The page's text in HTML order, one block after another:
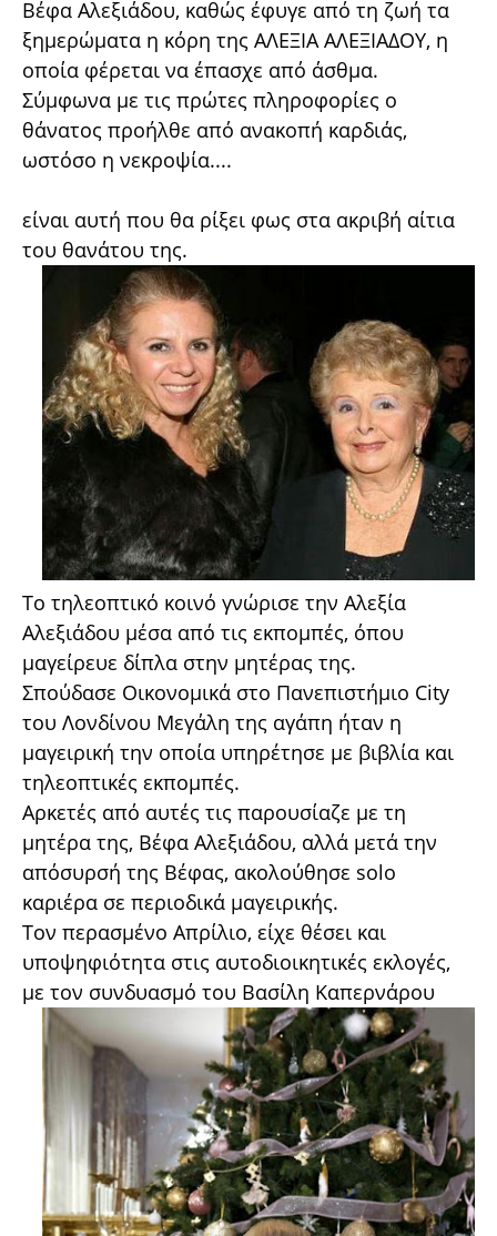
Βέφα Αλεξιάδου, καθώς έφυγε από τη ζωή τα
ξημερώματα η κόρη της ΑΛΕΞΙΑ ΑΛΕΞΙΑΔΟΥ, η
οποία φέρεται να έπασχε από άσθμα.
Σύμφωνα με τις πρώτες πληροφορίες ο
θάνατος προήλθε από ανακοπή καρδιάς,
ωστόσο η νεκροψία....
είναι αυτή που θα ρίξει φως στα ακριβή αίτια
του θανάτου της.
Το τηλεοπτικό κοινό γνώρισε την Αλεξία
Αλεξιάδου μέσα από τις εκπομπές, όπου
μαγείρευε δίπλα στην μητέρας της.
Σπούδασε Οικονομικά στο Πανεπιστήμιο City
του Λονδίνου Μεγάλη της αγάπη ήταν η
μαγειρική την οποία υπηρέτησε με βιβλία και
τηλεοπτικές εκπομπές.
Αρκετές από αυτές τις παρουσίαζε με τη
μητέρα της, Βέφα Αλεξιάδου, αλλά μετά την
απόσυρσή της Βέφας, ακολούθησε solo
καριέρα σε περιοδικά μαγειρικής.
Τον περασμένο Απρίλιο, είχε θέσει και
υποψηφιότητα στις αυτοδιοικητικές εκλογές,
με τον συνδυασμό του Βασίλη Καπερνάρου